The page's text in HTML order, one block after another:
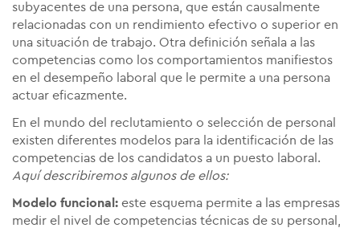
subyacentes de una persona, que están causalmente
relacionadas con un rendimiento efectivo o superior en
una situación de trabajo. Otra definición señala a las
competencias como los comportamientos manifiestos
en el desempeño laboral que le permite a una persona
actuar eficazmente.
En el mundo del reclutamiento o selección de personal
existen diferentes modelos para la identificación de las
competencias de los candidatos a un puesto laboral.
Aquí describiremos algunos de ellos:
Modelo funcional: este esquema permite a las empresas
medir el nivel de competencias técnicas de su personal,